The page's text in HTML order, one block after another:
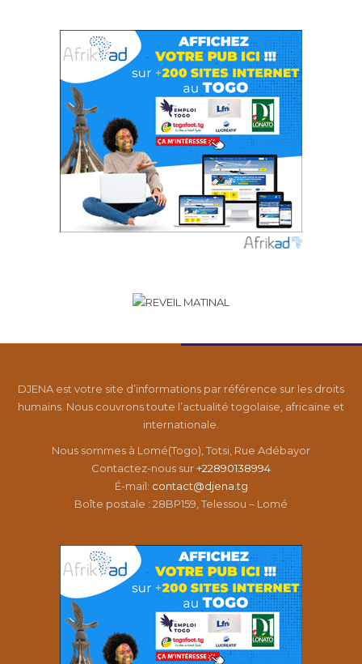
DJENA est votre site d’informations par référence sur les droits
humains. Nous couvrons toute l’actualité togolaise, africaine et
internationale.
Nous sommes à Lomé(Togo), Totsi, Rue Adébayor
Contactez-nous sur+22890138994
É-mail: contact@djena.tg
Boîte postale : 28BP159, Telessou – Lomé